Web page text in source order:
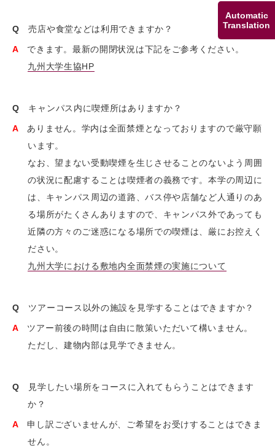
Automatic
Translation
Q売店や食堂などは利用できますか？
A できます。最新の開閉状況は下記をご参考ください。
九州大学生協HP
Q キャンパス内に喫煙所はありますか？
A ありません。学内は全面禁煙となっておりますので厳守願
います。
なお、望まない受動喫煙を生じさせることのないよう周囲
の状況に配慮することは喫煙者の義務です。本学の周辺に
は、キャンパス周辺の道路、バス停や店舗など人通りのあ
る場所がたくさんありますので、キャンパス外であっても
近隣の方々のご迷惑になる場所での喫煙は、厳にお控えく
ださい。
九州大学における敷地内全面禁煙の実施について
Q ツアーコース以外の施設を見学することはできますか？
A ツアー前後の時間は自由に散策いただいて構いません。
ただし、建物内部は見学できません。
Q
見学したい場所をコースに入れてもらうことはできます
か？
A申し訳ございませんが、ご希望をお受けすることはできま
せん。